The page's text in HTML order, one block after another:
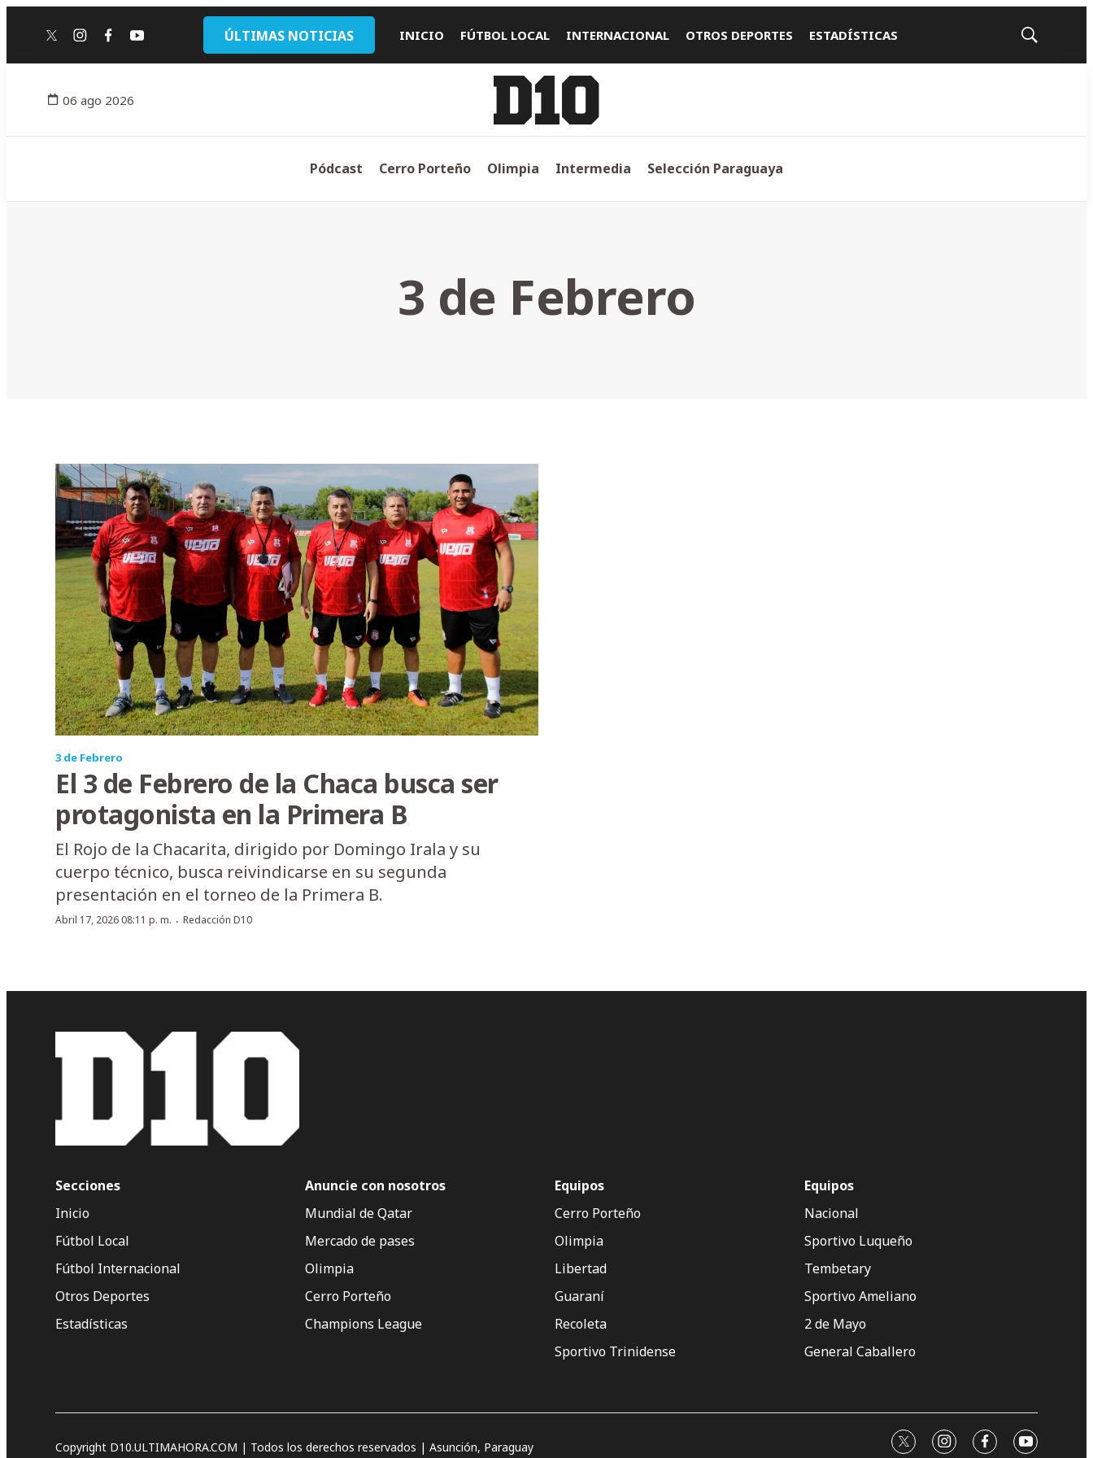
twitterinstagram
facebook
youtube ÚLTIMAS NOTICIAS INICIO FÚTBOL LOCAL INTERNACIONAL OTROS DEPORTES ESTADÍSTICAS
Mostrar
06 ago 2026
Pódcast Cerro Porteño Olimpia Intermedia Selección Paraguaya
3 de Febrero
3 de Febrero
El 3 de Febrero de la Chaca busca ser
protagonista en la Primera B
El Rojo de la Chacarita, dirigido por Domingo Irala y su
cuerpo técnico, busca reivindicarse en su segunda
presentación en el torneo de la Primera B.
Abril 17, 2026 08:11 p. m. · Redacción D10
Secciones
Inicio
Fútbol Local
Fútbol Internacional
Otros Deportes
Estadísticas
Anuncie con nosotros
Mundial de Qatar
Mercado de pases
Olimpia
Cerro Porteño
Champions League
Equipos
Cerro Porteño
Olimpia
Libertad
Guaraní
Recoleta
Sportivo Trinidense
Equipos
Nacional
Sportivo Luqueño
Tembetary
Sportivo Ameliano
2 de Mayo
General Caballero
Copyright D10.ULTIMAHORA.COM | Todos los derechos reservados | Asunción, Paraguay twitterinstagram
facebookyoutube